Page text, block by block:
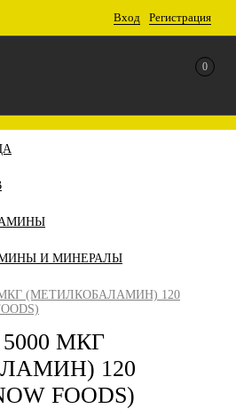
Вход Регистрация
0
И МИНЕРАЛЫ
МКГ (МЕТИЛКОБАЛАМИН) 120
5000 МКГ
120
FOODS)